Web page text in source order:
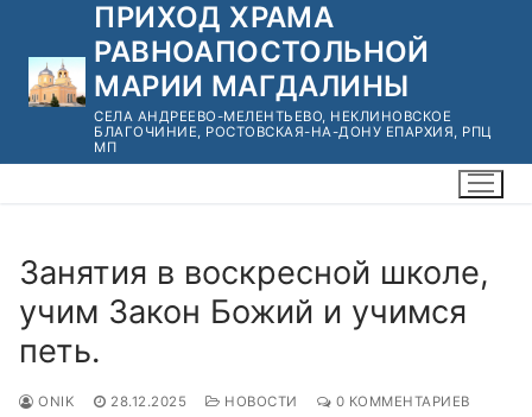
содержимому
ПРИХОД ХРАМА
РАВНОАПОСТОЛЬНОЙ
МАРИИ МАГДАЛИНЫ
СЕЛА АНДРЕЕВО-МЕЛЕНТЬЕВО, НЕКЛИНОВСКОЕ
БЛАГОЧИНИЕ, РОСТОВСКАЯ-НА-ДОНУ ЕПАРХИЯ, РПЦ
МП
Занятия в воскресной школе,
учим Закон Божий и учимся
петь.
ONIK 28.12.2025 НОВОСТИ 0 КОММЕНТАРИЕВ